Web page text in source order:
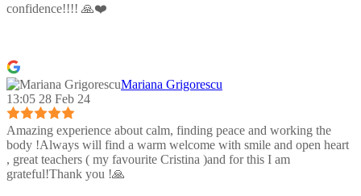
confidence!!!! 🙏❤️
Mariana Grigorescu
13:05 28 Feb 24
Amazing experience about calm, finding peace and working the
body !Always will find a warm welcome with smile and open heart
, great teachers ( my favourite Cristina )and for this I am
grateful!Thank you !🙏